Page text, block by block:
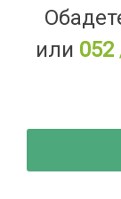
или 052